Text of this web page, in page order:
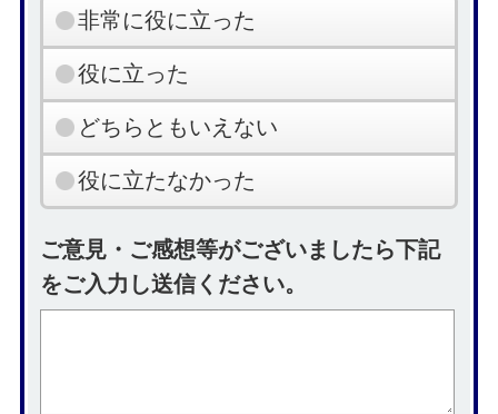
非常に役に立った
役に立った
どちらともいえない
役に立たなかった
ご意見・ご感想等がございましたら下記
をご入力し送信ください。